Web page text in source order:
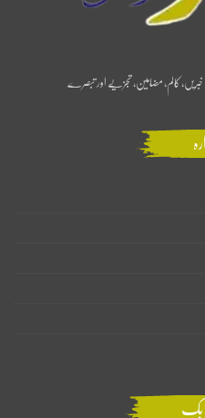
کالم، مضامین، تجزیے اور تبصرے
بک